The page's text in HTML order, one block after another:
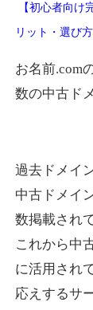
【初心者向け
リット・選び方
お名前.com
数の中古ド
過去ドメイ
中古ドメイ
数掲載され
これから中
に活用され
応えするサ